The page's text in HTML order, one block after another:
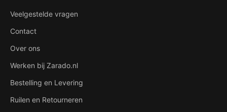
Veelgestelde vragen
Contact
Over ons
Werken bij Zarado.nl
Bestelling en Levering
Ruilen en Retourneren